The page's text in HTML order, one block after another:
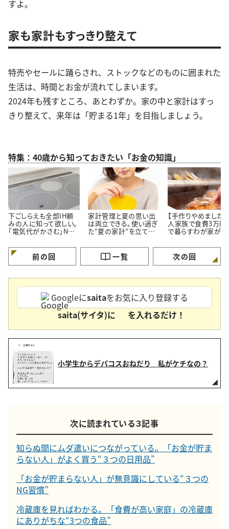
すよ。
家も家計もすっきり整えて
特売やセールに踊らされ、ストックなどのものに囲まれた
生活は、時間とお金が流れてしまいます。
2024年も残すところ、あとわずか。家の中と家計はすっ
きり整えて、来年は「貯まる1年」を目指しましょう。
特集：40歳から知っておきたい「お金の知識」
下ごしらえも全部IH頼
みの人に知って欲しい。
「電気代がかさむ」NG
家計管理と夏の思い出
は両立できる。使い過ぎ
た“夏の家計”を立て直
【手作りやめました】
人家族で食費3万円
で暮らすわが家が「
3つ」
前の回 一覧 次の回
Googleにsaitaをお気に入り登録する
saita(サイタ)に
を入れるだけ！
小学生からデパコスおねだり 私がケチなの？
次に読まれている３記事
知らぬ間にムダ遣いにつながっている。「お金が貯ま
らない人」がよく買う“３つの日用品”
「お金が貯まらない人」が無意識にしている“３つの
NG習慣”
冷蔵庫を見ればわかる。「食費が高い家庭」の冷蔵庫
にありがちな“3つの食品”